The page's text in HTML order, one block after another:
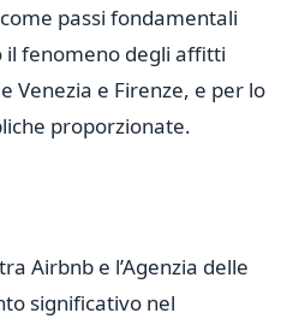
passi fondamentali
fenomeno degli affitti
Venezia e Firenze, e per lo
proporzionate.
Airbnb e l’Agenzia delle
significativo nel